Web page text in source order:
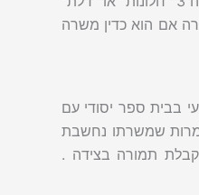
כי דין מורה אם הוא כדין משרה
מורה מקצועי בבית ספר יסודי עם
שבועיות בעצם נמצא בפועל בין כתלי בית הספר 29 שעות שבועיות (27+2) למרות שמשרתו נחשבת
עוד 2 שעות בכל שבוע ללא קבלת תמורה בצידה .